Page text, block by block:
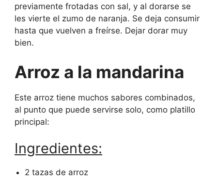
previamente frotadas con sal, y al dorarse se
les vierte el zumo de naranja. Se deja consumir
hasta que vuelven a freírse. Dejar dorar muy
bien.
Arroz a la mandarina
Este arroz tiene muchos sabores combinados,
al punto que puede servirse solo, como platillo
principal:
Ingredientes:
2 tazas de arroz